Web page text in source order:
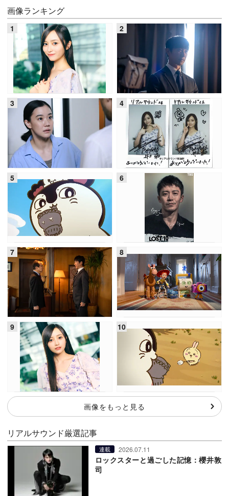
画像ランキング
画像をもっと見る
リアルサウンド厳選記事
連載 2026.07.11
ロックスターと過ごした記憶：櫻井敦
司